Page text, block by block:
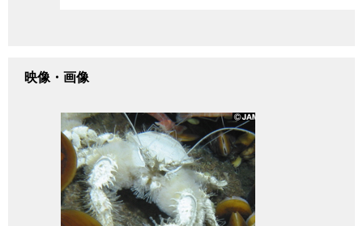
映像・画像